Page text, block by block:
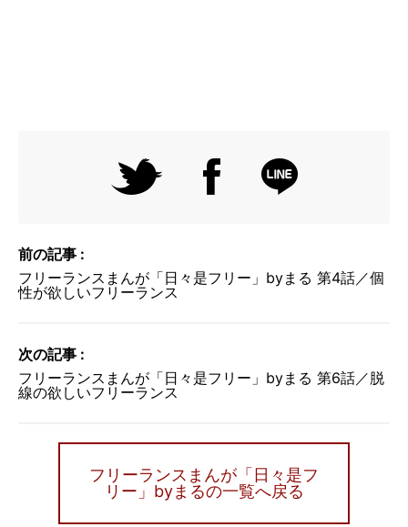
前の記事 :
フリーランスまんが「日々是フリー」byまる 第4話／個
性が欲しいフリーランス
次の記事 :
フリーランスまんが「日々是フリー」byまる 第6話／脱
線の欲しいフリーランス
フリーランスまんが「日々是フ
リー」byまるの一覧へ戻る